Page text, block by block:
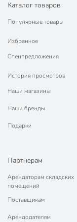
Каталог товаров
Популярные товары
Избранное
Спецпредложения
История просмотров
Наши магазины
Наши бренды
Подарки
Партнерам
Арендаторам складских
помещений
Поставщикам
Арендодателям